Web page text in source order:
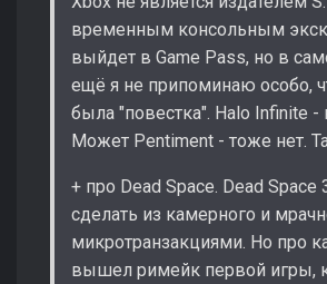
временным консольным
выйдет в Game Pass, но в
ещё я не припоминаю особо,
была "повестка". Halo Infinite -
Может Pentiment - тоже нет.
+ про Dead Space. Dead
сделать из камерного и
микротранзакциями. Но про
вышел римейк первой игры,